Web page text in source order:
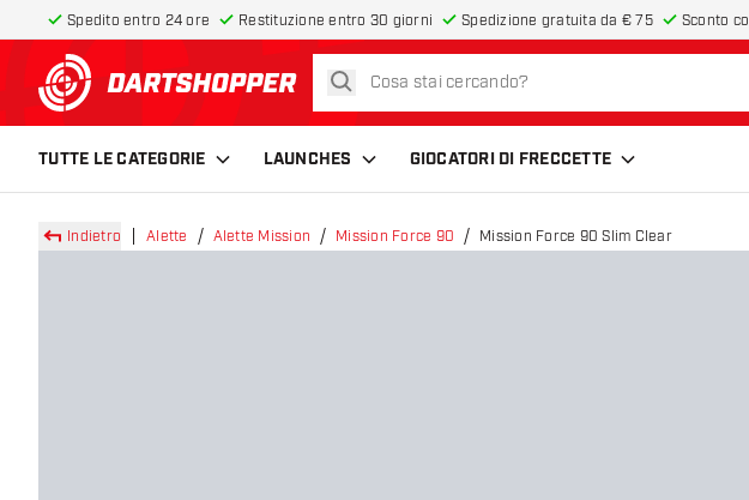
Spedito entro 24 ore Restituzione entro 30 giorni Spedizione gratuita da € 75 Sconto
torna alla home page
cerca
TUTTE LE CATEGORIE LAUNCHES GIOCATORI DI FRECCETTE
Indietro Alette Alette Mission Mission Force 90 Mission Force 90 Slim Clear